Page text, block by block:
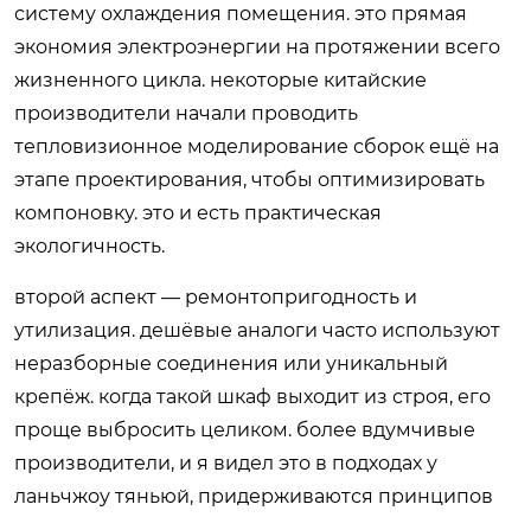
систему охлаждения помещения. это прямая
экономия электроэнергии на протяжении всего
жизненного цикла. некоторые китайские
производители начали проводить
тепловизионное моделирование сборок ещё на
этапе проектирования, чтобы оптимизировать
компоновку. это и есть практическая
экологичность.
второй аспект — ремонтопригодность и
утилизация. дешёвые аналоги часто используют
неразборные соединения или уникальный
крепёж. когда такой шкаф выходит из строя, его
проще выбросить целиком. более вдумчивые
производители, и я видел это в подходах у
ланьчжоу тяньюй, придерживаются принципов